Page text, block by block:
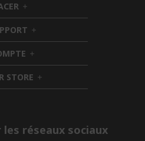
h
i
d
d
e
n
h
i
d
d
e
n
h
i
d
d
STORE h
i
e
les réseaux sociaux